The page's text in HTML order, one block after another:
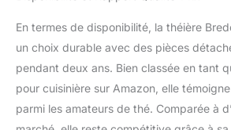
En termes de disponibilité, la théière
un choix durable avec des pièces
pendant deux ans. Bien classée en tant
pour cuisinière sur Amazon, elle
parmi les amateurs de thé. Comparée à